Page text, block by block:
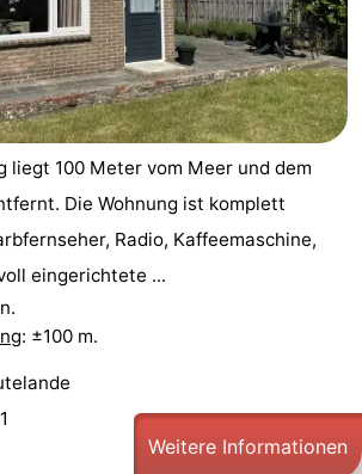
liegt 100 Meter vom Meer und dem
Die Wohnung ist komplett
Radio, Kaffeemaschine,
eingerichtete ...
: ±100 m.
Weitere Informationen